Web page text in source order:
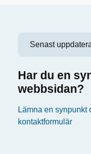
Senast
Har du en
webbsidan?
Lämna en synpunkt
kontaktformulär